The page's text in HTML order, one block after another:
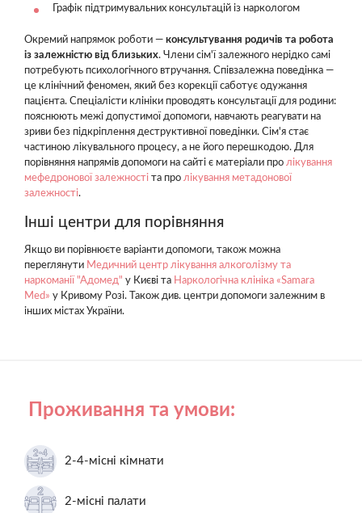
Графік підтримувальних консультацій із наркологом
Окремий напрямок роботи — консультування родичів та робота
із залежністю від близьких. Члени сім'ї залежного нерідко самі
потребують психологічного втручання. Співзалежна поведінка —
це клінічний феномен, який без корекції саботує одужання
пацієнта. Спеціалісти клініки проводять консультації для родини:
пояснюють межі допустимої допомоги, навчають реагувати на
зриви без підкріплення деструктивної поведінки. Сім'я стає
частиною лікувального процесу, а не його перешкодою. Для
порівняння напрямів допомоги на сайті є матеріали про лікування
мефедронової залежності та про лікування метадонової
залежності.
Інші центри для порівняння
Якщо ви порівнюєте варіанти допомоги, також можна
переглянути Медичний центр лікування алкоголізму та
наркоманії "Адомед" у Києві та Наркологічна клініка «Samara
Med» у Кривому Розі. Також див. центри допомоги залежним в
інших містах України.
Проживання та умови:
2-4-місні кімнати
2-місні палати